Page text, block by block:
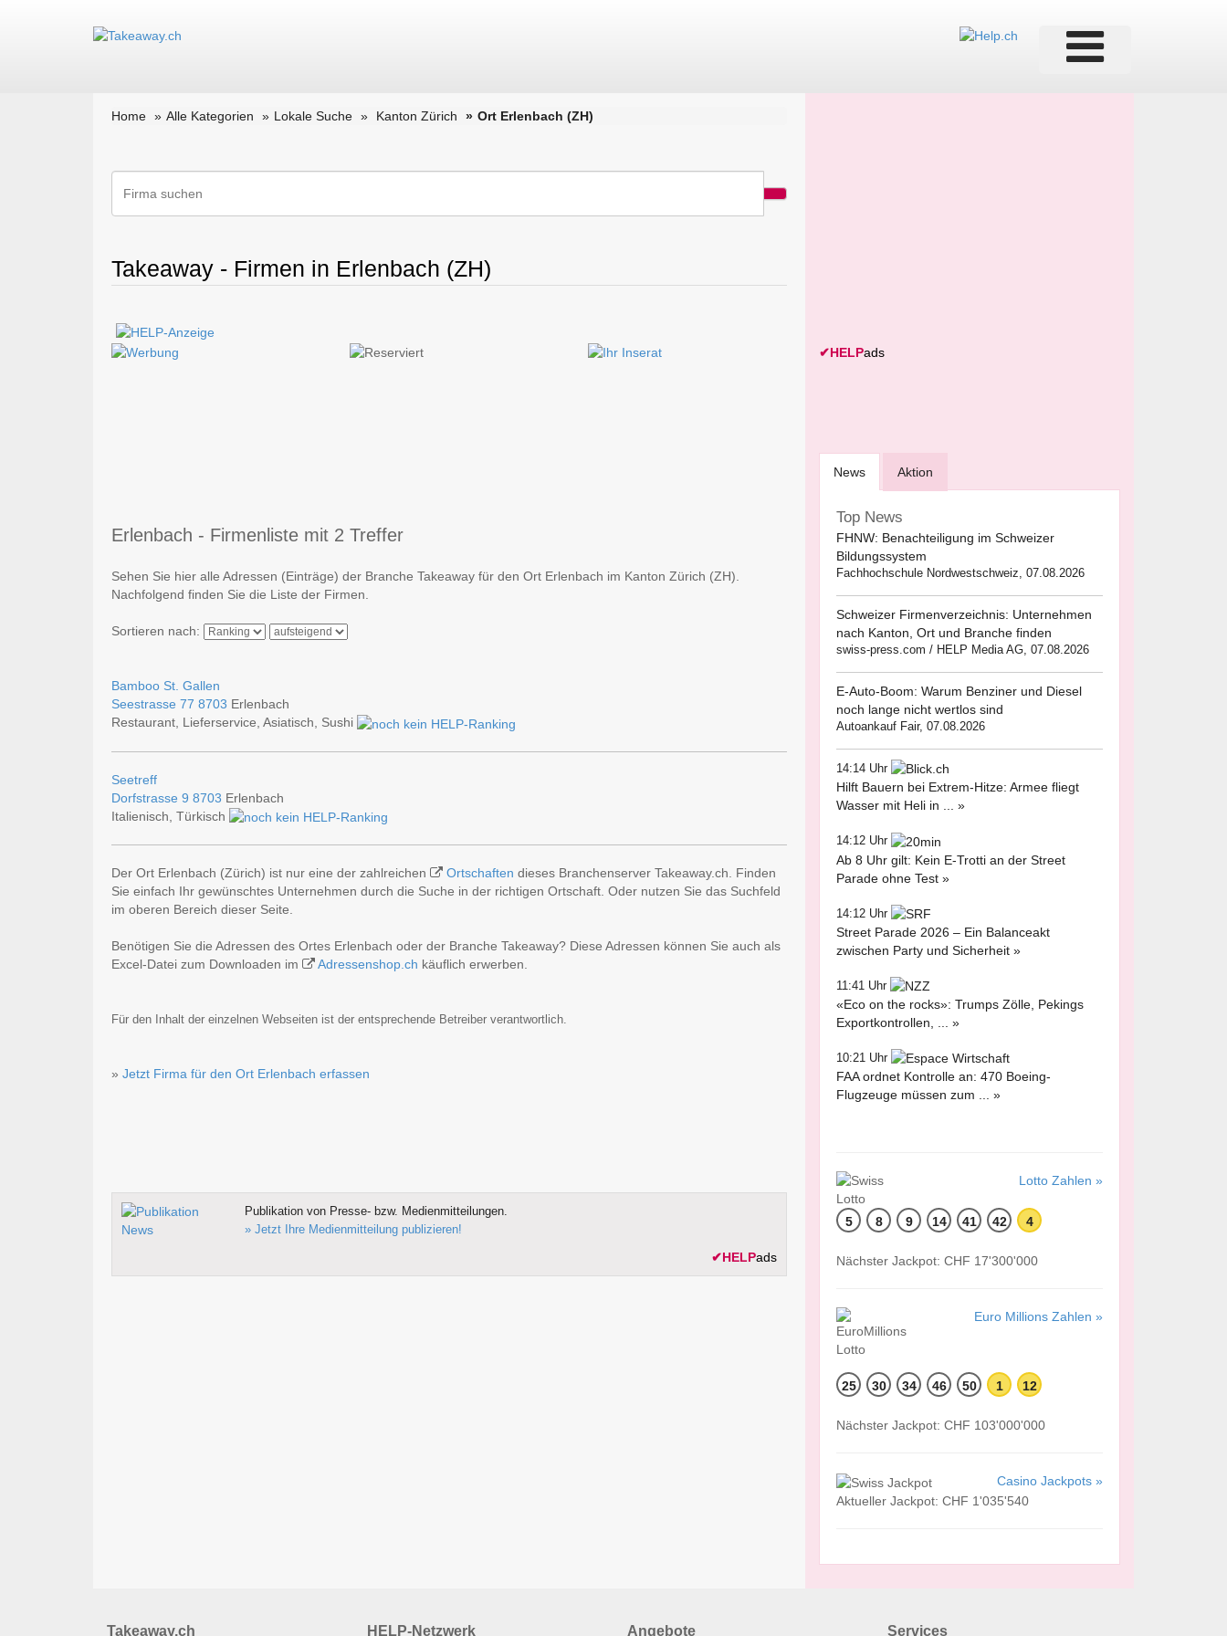
Home Alle Kategorien Lokale Suche Kanton Zürich Ort Erlenbach (ZH)
Takeaway - Firmen in Erlenbach (ZH)
Erlenbach - Firmenliste mit 2 Treffer
Sehen Sie hier alle Adressen (Einträge) der Branche Takeaway für den Ort Erlenbach im Kanton Zürich (ZH).
Nachfolgend finden Sie die Liste der Firmen.
Sortieren nach:
Bamboo St. Gallen
Seestrasse 77 8703 Erlenbach
Restaurant, Lieferservice, Asiatisch, Sushi
Seetreff
Dorfstrasse 9 8703 Erlenbach
Italienisch, Türkisch
Der Ort Erlenbach (Zürich) ist nur eine der zahlreichen Ortschaften dieses Branchenserver Takeaway.ch. Finden
Sie einfach Ihr gewünschtes Unternehmen durch die Suche in der richtigen Ortschaft. Oder nutzen Sie das Suchfeld
im oberen Bereich dieser Seite.
Benötigen Sie die Adressen des Ortes Erlenbach oder der Branche Takeaway? Diese Adressen können Sie auch als
Excel-Datei zum Downloaden im
Adressenshop.ch käuflich erwerben.
Für den Inhalt der einzelnen Webseiten ist der entsprechende Betreiber verantwortlich.
» Jetzt Firma für den Ort Erlenbach erfassen
Publikation von Presse- bzw. Medienmitteilungen.
» Jetzt Ihre Medienmitteilung publizieren!
✔HELPads
✔HELPads
News Aktion
Top News
FHNW: Benachteiligung im Schweizer
Bildungssystem
Fachhochschule Nordwestschweiz, 07.08.2026
Schweizer Firmenverzeichnis: Unternehmen
nach Kanton, Ort und Branche finden
swiss-press.com / HELP Media AG, 07.08.2026
E-Auto-Boom: Warum Benziner und Diesel
noch lange nicht wertlos sind
Autoankauf Fair, 07.08.2026
14:14 Uhr
Hilft Bauern bei Extrem-Hitze: Armee fliegt
Wasser mit Heli in ... »
14:12 Uhr
Ab 8 Uhr gilt: Kein E-Trotti an der Street
Parade ohne Test »
14:12 Uhr
Street Parade 2026 – Ein Balanceakt
zwischen Party und Sicherheit »
11:41 Uhr
«Eco on the rocks»: Trumps Zölle, Pekings
Exportkontrollen, ... »
10:21 Uhr
FAA ordnet Kontrolle an: 470 Boeing-
Flugzeuge müssen zum ... »
Lotto Zahlen »
5 8 9 14 41 42 4
Nächster Jackpot: CHF 17'300'000
Euro Millions Zahlen »
25 30 34 46 50 1 12
Nächster Jackpot: CHF 103'000'000
Casino Jackpots »
Aktueller Jackpot: CHF 1'035'540
Takeaway.ch HELP-Netzwerk Angebote Services